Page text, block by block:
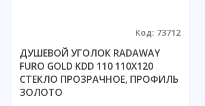
Код: 73712
ДУШЕВОЙ УГОЛОК RADAWAY
FURO GOLD KDD 110 110X120
СТЕКЛО ПРОЗРАЧНОЕ, ПРОФИЛЬ
ЗОЛОТО